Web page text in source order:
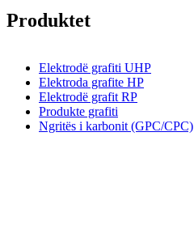
Produktet
Elektrodë grafiti UHP
Elektroda grafite HP
Elektrodë grafit RP
Produkte grafiti
Ngritës i karbonit (GPC/CPC)